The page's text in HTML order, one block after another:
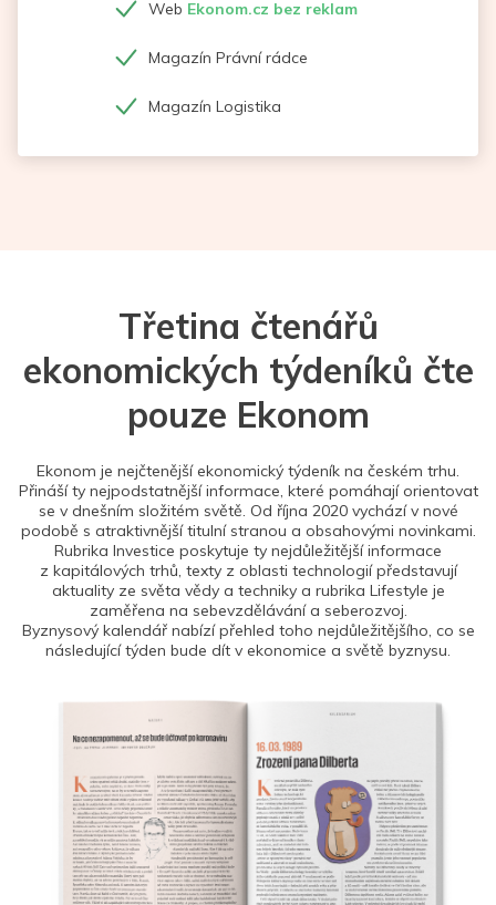
Web Ekonom.cz bez reklam
Magazín Právní rádce
Magazín Logistika
Třetina čtenářů
ekonomických týdeníků čte
pouze Ekonom
Ekonom je nejčtenější ekonomický týdeník na českém trhu.
Přináší ty nejpodstatnější informace, které pomáhají orientovat
se v dnešním složitém světě. Od října 2020 vychází v nové
podobě s atraktivnější titulní stranou a obsahovými novinkami.
Rubrika Investice poskytuje ty nejdůležitější informace
z kapitálových trhů, texty z oblasti technologií představují
aktuality ze světa vědy a techniky a rubrika Lifestyle je
zaměřena na sebevzdělávání a seberozvoj.
Byznysový kalendář nabízí přehled toho nejdůležitějšího, co se
následující týden bude dít v ekonomice a světě byznysu.